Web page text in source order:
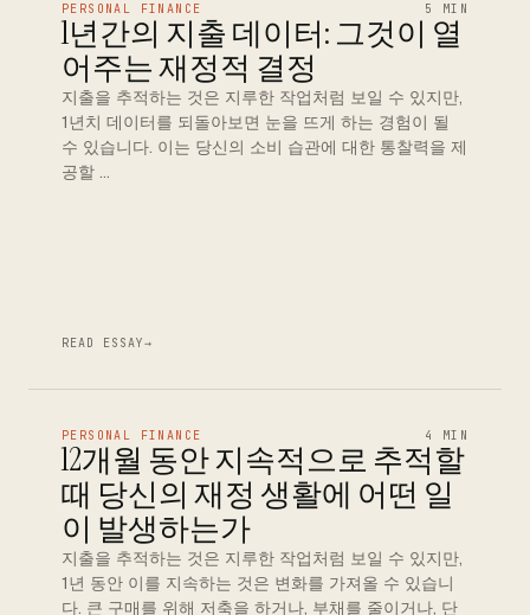
PERSONAL FINANCE 5 MIN
1년간의 지출 데이터: 그것이 열
어주는 재정적 결정
지출을 추적하는 것은 지루한 작업처럼 보일 수 있지만,
1년치 데이터를 되돌아보면 눈을 뜨게 하는 경험이 될
수 있습니다. 이는 당신의 소비 습관에 대한 통찰력을 제
공할 …
READ ESSAY→
PERSONAL FINANCE 4 MIN
12개월 동안 지속적으로 추적할
때 당신의 재정 생활에 어떤 일
이 발생하는가
지출을 추적하는 것은 지루한 작업처럼 보일 수 있지만,
1년 동안 이를 지속하는 것은 변화를 가져올 수 있습니
다. 큰 구매를 위해 저축을 하거나, 부채를 줄이거나, 단